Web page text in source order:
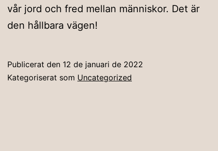
vår jord och fred mellan människor. Det är
den hållbara vägen!
Publicerat den 12 de januari de 2022
Kategoriserat som Uncategorized